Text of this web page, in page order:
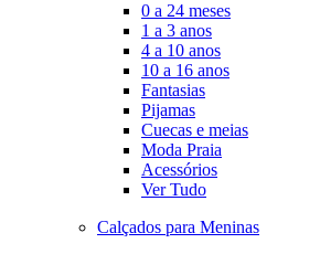
0 a 24 meses
1 a 3 anos
4 a 10 anos
10 a 16 anos
Fantasias
Pijamas
Cuecas e meias
Moda Praia
Acessórios
Ver Tudo
Calçados para Meninas